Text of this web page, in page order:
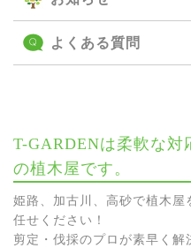
よくある質問
T-GARDENは柔軟な対
の植木屋です。
姫路、加古川、高砂で植木
任せください！
剪定・伐採のプロが素早く解